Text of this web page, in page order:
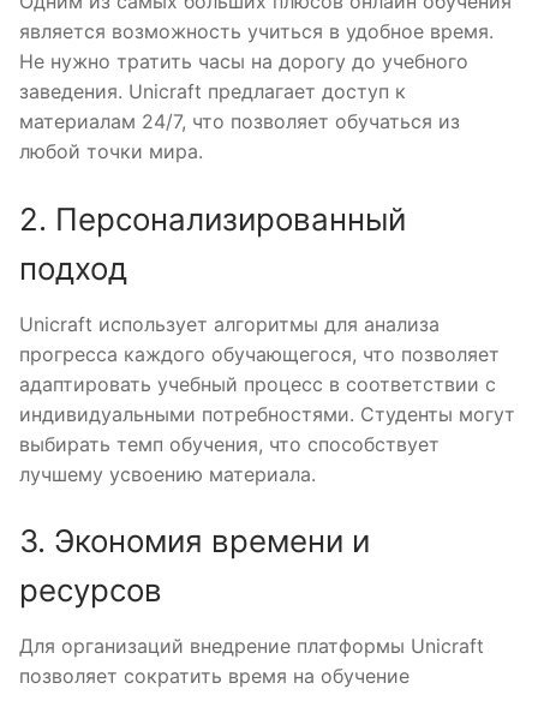
является возможность учиться в удобное время.
Не нужно тратить часы на дорогу до учебного
заведения. Unicraft предлагает доступ к
материалам 24/7, что позволяет обучаться из
любой точки мира.
2. Персонализированный
подход
Unicraft использует алгоритмы для анализа
прогресса каждого обучающегося, что позволяет
адаптировать учебный процесс в соответствии с
индивидуальными потребностями. Студенты могут
выбирать темп обучения, что способствует
лучшему усвоению материала.
3. Экономия времени и
ресурсов
Для организаций внедрение платформы Unicraft
позволяет сократить время на обучение